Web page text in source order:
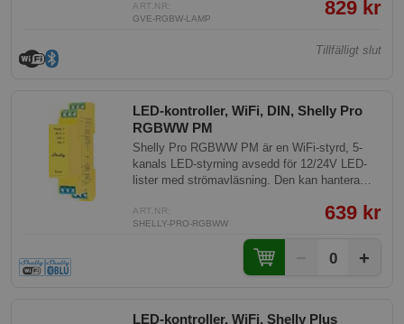
för trädgårdar, uteplatser, bakgårdar och
utomhusaktiviteter.
ART.NR:
GVE-RGBW-LAMP
829 kr
Tillfälligt slut
LED-kontroller, WiFi, DIN, Shelly Pro
RGBWW PM
Shelly Pro RGBWW PM är en WiFi-styrd, 5-
kanals LED-styrning avsedd för 12/24V LED-
lister med strömavläsning. Den kan hantera
lampor/lister, och installationen sker i
fördelningspanelen. Enheten övervakar
energiförbrukningen via Shelly-appen och är
kompatibel med över 200 partnersystem.
ART.NR:
SHELLY-PRO-RGBWW
639 kr
0 +
LED-kontroller, WiFi, Shelly Plus